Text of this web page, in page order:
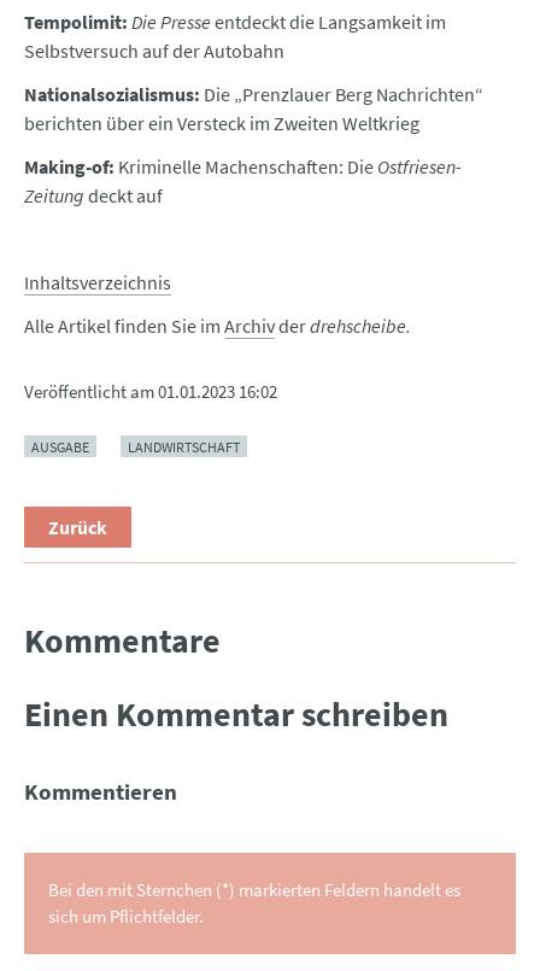
Tempolimit: Die Presse entdeckt die Langsamkeit im
Selbstversuch auf der Autobahn
Nationalsozialismus: Die „Prenzlauer Berg Nachrichten“
berichten über ein Versteck im Zweiten Weltkrieg
Making-of: Kriminelle Machenschaften: Die Ostfriesen-
Zeitung deckt auf
Inhaltsverzeichnis
Alle Artikel finden Sie im Archivderdrehscheibe.
Veröffentlicht am01.01.2023 16:02
AUSGABE LANDWIRTSCHAFT
Zurück
Kommentare
Einen Kommentar schreiben
Kommentieren
Bei den mit Sternchen (*) markierten Feldern handelt es
sich um Pflichtfelder.